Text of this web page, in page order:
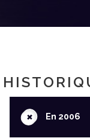
+En 2006